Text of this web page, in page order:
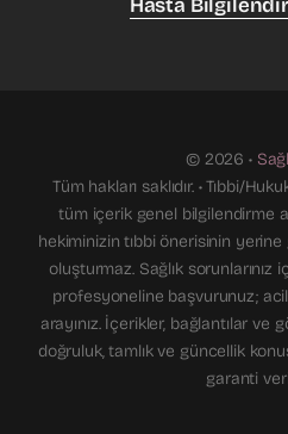
Hasta
© 2026 •
Tüm hakları saklıdır. • Tıbbi/
tüm içerik genel bilgilendirme
hekiminizin tıbbi önerisinin
oluşturmaz. Sağlık
profesyoneline başvurunuz;
arayınız. İçerikler, bağlantılar ve
doğruluk, tamlık ve güncellik
garanti